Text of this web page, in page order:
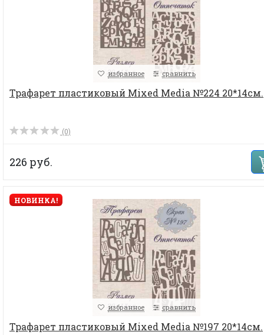
избранное сравнить
Трафарет пластиковый Mixed Media №224 20*14см.
(0)
226 руб.
НОВИНКА!
избранное сравнить
Трафарет пластиковый Mixed Media №197 20*14см.